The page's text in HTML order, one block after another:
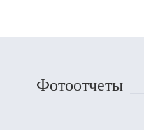
Фотоотчеты